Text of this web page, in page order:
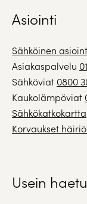
Asiointi
Sähköinen
Asiakaspalvelu
Sähköviat 0800
Kaukolämpöviat
Sähkökatkokartta
Korvaukset
Usein